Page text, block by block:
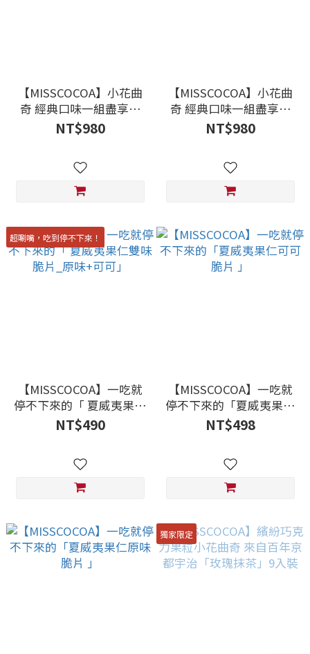
【MISSCOCOA】小花曲
奇 經典口味一組盡享「
繁花似錦」禮盒組
NT$980
【MISSCOCOA】小花曲
奇 經典口味一組盡享「
繁花似錦」禮盒組
NT$980
超唰嘴，吃到停不下來！
【MISSCOCOA】一吃就
停不下來的「 夏威夷果仁
雙味脆片_原味+可可」
NT$490
【MISSCOCOA】一吃就
停不下來的「夏威夷果仁
可可脆片 」
NT$498
獨家限定